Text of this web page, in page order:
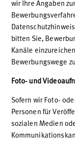
wir Ihre Angaben
bitten Sie,
Kanäle
Bewerbungswege
Foto- und
Sofern wir Foto-
Personen für
sozialen Medien